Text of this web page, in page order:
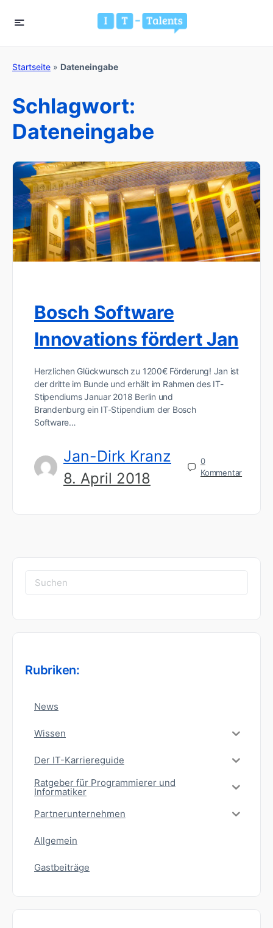
Startseite » Dateneingabe
Schlagwort:
Dateneingabe
Bosch Software
Innovations fördert Jan
Herzlichen Glückwunsch zu 1200€ Förderung! Jan ist
der dritte im Bunde und erhält im Rahmen des IT-
Stipendiums Januar 2018 Berlin und
Brandenburg ein IT-Stipendium der Bosch
Software…
Jan-Dirk Kranz
8. April 2018
0
Kommentar
Suchen
nach:
Rubriken:
News
Wissen
Der IT-Karriereguide
Ratgeber für Programmierer und
Informatiker
Partnerunternehmen
Allgemein
Gastbeiträge